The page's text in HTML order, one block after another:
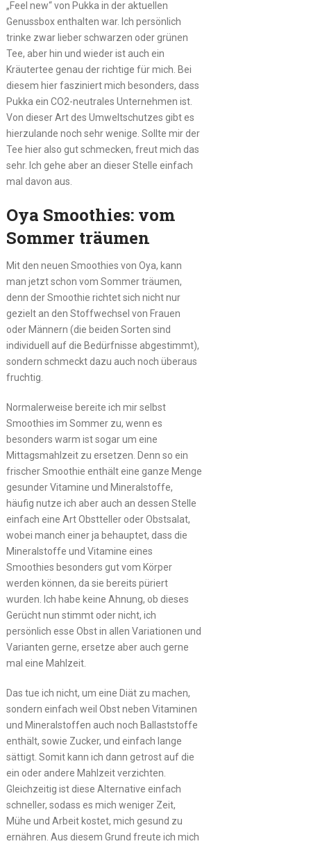
„Feel new“ von Pukka in der aktuellen
Genussbox enthalten war. Ich persönlich
trinke zwar lieber schwarzen oder grünen
Tee, aber hin und wieder ist auch ein
Kräutertee genau der richtige für mich. Bei
diesem hier fasziniert mich besonders, dass
Pukka ein CO2-neutrales Unternehmen ist.
Von dieser Art des Umweltschutzes gibt es
hierzulande noch sehr wenige. Sollte mir der
Tee hier also gut schmecken, freut mich das
sehr. Ich gehe aber an dieser Stelle einfach
mal davon aus.
Oya Smoothies: vom
Sommer träumen
Mit den neuen Smoothies von Oya, kann
man jetzt schon vom Sommer träumen,
denn der Smoothie richtet sich nicht nur
gezielt an den Stoffwechsel von Frauen
oder Männern (die beiden Sorten sind
individuell auf die Bedürfnisse abgestimmt),
sondern schmeckt dazu auch noch überaus
fruchtig.
Normalerweise bereite ich mir selbst
Smoothies im Sommer zu, wenn es
besonders warm ist sogar um eine
Mittagsmahlzeit zu ersetzen. Denn so ein
frischer Smoothie enthält eine ganze Menge
gesunder Vitamine und Mineralstoffe,
häufig nutze ich aber auch an dessen Stelle
einfach eine Art Obstteller oder Obstsalat,
wobei manch einer ja behauptet, dass die
Mineralstoffe und Vitamine eines
Smoothies besonders gut vom Körper
werden können, da sie bereits püriert
wurden. Ich habe keine Ahnung, ob dieses
Gerücht nun stimmt oder nicht, ich
persönlich esse Obst in allen Variationen und
Varianten gerne, ersetze aber auch gerne
mal eine Mahlzeit.
Das tue ich nicht, um eine Diät zu machen,
sondern einfach weil Obst neben Vitaminen
und Mineralstoffen auch noch Ballaststoffe
enthält, sowie Zucker, und einfach lange
sättigt. Somit kann ich dann getrost auf die
ein oder andere Mahlzeit verzichten.
Gleichzeitig ist diese Alternative einfach
schneller, sodass es mich weniger Zeit,
Mühe und Arbeit kostet, mich gesund zu
ernähren. Aus diesem Grund freute ich mich